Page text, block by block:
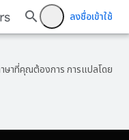
ลงชื่อเข้าใช้
าษาที่คุณต้องการ การแปลโดย